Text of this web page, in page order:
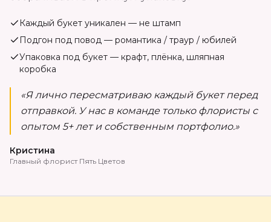
Каждый букет уникален — не штамп
Подгон под повод — романтика / траур / юбилей
Упаковка под букет — крафт, плёнка, шляпная
коробка
«Я лично пересматриваю каждый букет перед
отправкой. У нас в команде только флористы с
опытом 5+ лет и собственным портфолио.»
Кристина
Главный флорист Пять Цветов